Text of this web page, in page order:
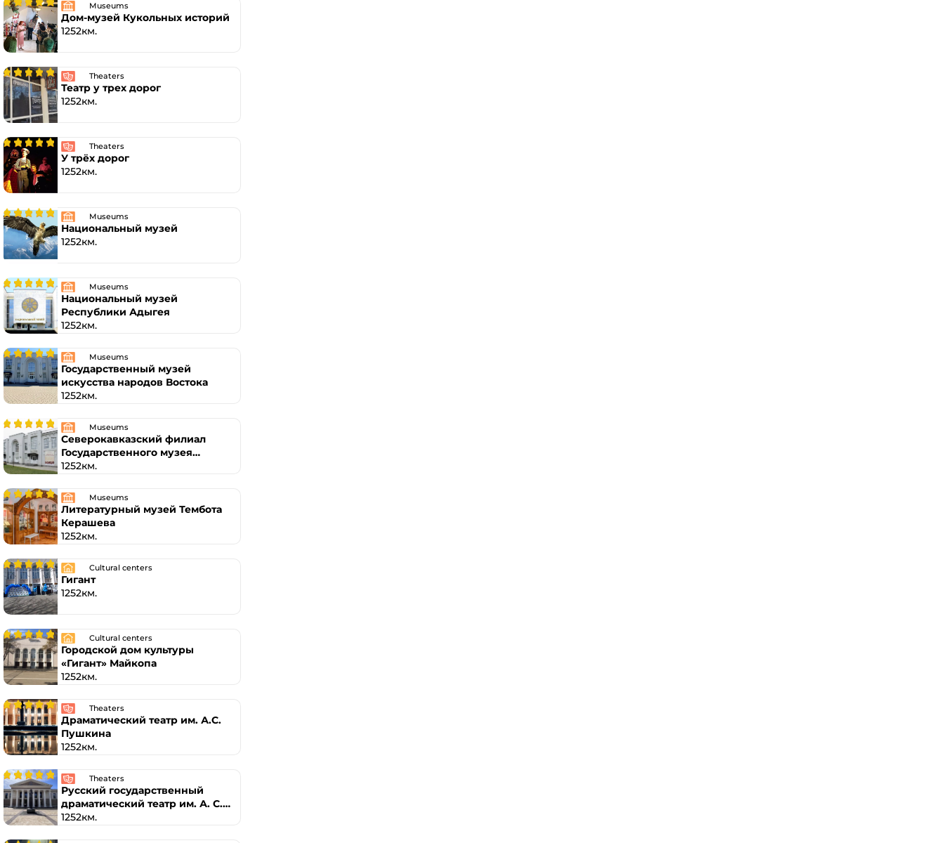
Museums
Дом-музей Кукольных историй
1252км.
Theaters
Театр у трех дорог
1252км.
Theaters
У трёх дорог
1252км.
Museums
Национальный музей
1252км.
Museums
Национальный музей
Республики Адыгея
1252км.
Museums
Государственный музей
искусства народов Востока
1252км.
Museums
Северокавказский филиал
Государственного музея
искусства народов Востока
1252км.
Museums
Литературный музей Тембота
Керашева
1252км.
Cultural centers
Гигант
1252км.
Cultural centers
Городской дом культуры
«Гигант» Майкопа
1252км.
Theaters
Драматический театр им. А.С.
Пушкина
1252км.
Theaters
Русский государственный
драматический театр им. А. C.
Пушкина
1252км.